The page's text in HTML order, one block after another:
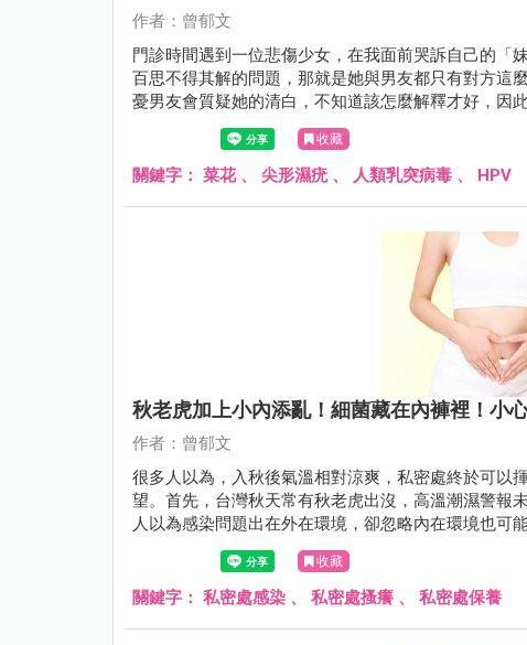
作者：曾郁文
門診時間遇到一位悲傷少女，在我面前哭訴自己的「
百思不得其解的問題，那就是她與男友都只有對方這
憂男友會質疑她的清白，不知道該怎麼解釋才好，因
收藏
關鍵字： 菜花、 尖形濕疣、 人類乳突病毒 、 HPV
秋老虎加上小內添亂！細菌藏在內褲裡！小
作者：曾郁文
很多人以為，入秋後氣溫相對涼爽，私密處終於可以
望。首先，台灣秋天常有秋老虎出沒，高溫潮濕警報
人以為感染問題出在外在環境，卻忽略內在環境也可能
收藏
關鍵字： 私密處感染 、 私密處搔癢 、 私密處保養